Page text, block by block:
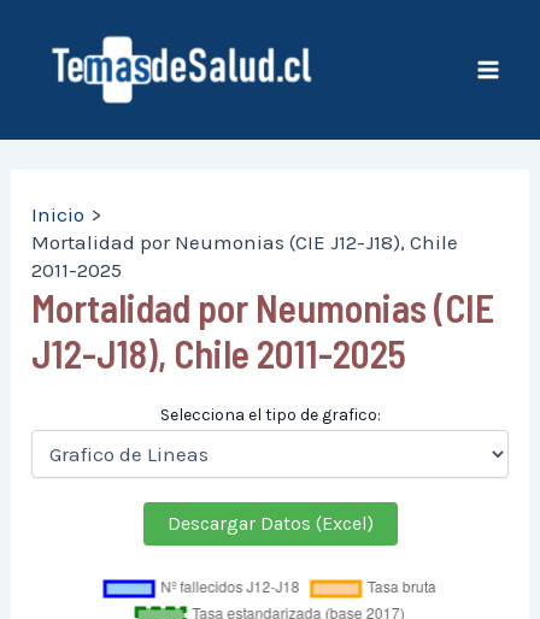
contenido
Inicio
Mortalidad por Neumonias (CIE J12-J18), Chile
2011-2025
Mortalidad por Neumonias (CIE
J12-J18), Chile 2011-2025
Selecciona el tipo de grafico:
Descargar Datos (Excel)